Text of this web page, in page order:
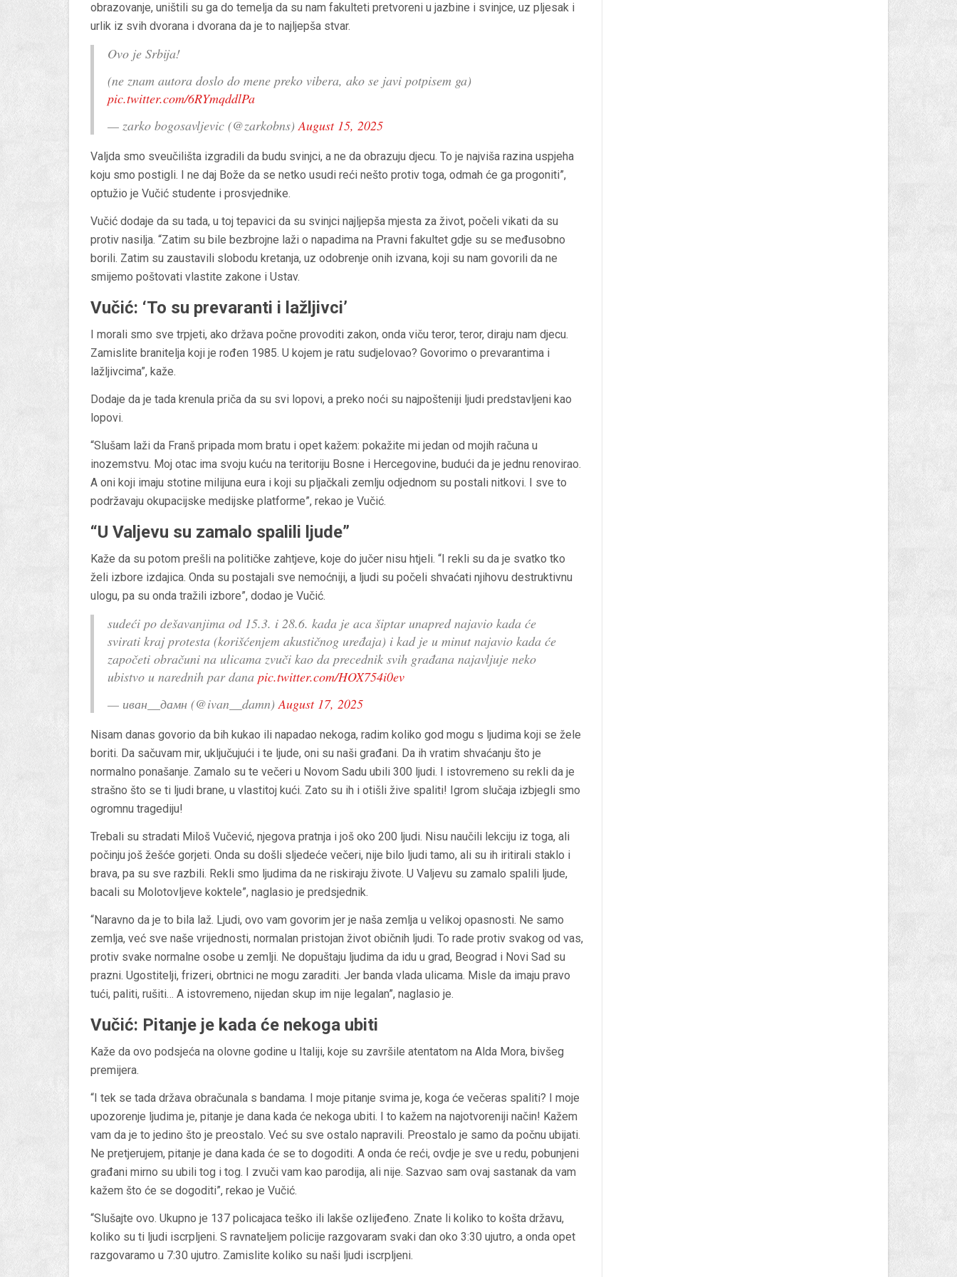
obrazovanje, uništili su ga do temelja da su nam fakulteti pretvoreni u jazbine i svinjce, uz pljesak i
urlik iz svih dvorana i dvorana da je to najljepša stvar.
Ovo je Srbija!
(ne znam autora doslo do mene preko vibera, ako se javi potpisem ga)
pic.twitter.com/6RYmqddlPa
— zarko bogosavljevic (@zarkobns)August 15, 2025
Valjda smo sveučilišta izgradili da budu svinjci, a ne da obrazuju djecu. To je najviša razina uspjeha
koju smo postigli. I ne daj Bože da se netko usudi reći nešto protiv toga, odmah će ga progoniti”,
optužio je Vučić studente i prosvjednike.
Vučić dodaje da su tada, u toj tepavici da su svinjci najljepša mjesta za život, počeli vikati da su
protiv nasilja. “Zatim su bile bezbrojne laži o napadima na Pravni fakultet gdje su se međusobno
borili. Zatim su zaustavili slobodu kretanja, uz odobrenje onih izvana, koji su nam govorili da ne
smijemo poštovati vlastite zakone i Ustav.
Vučić: ‘To su prevaranti i lažljivci’
I morali smo sve trpjeti, ako država počne provoditi zakon, onda viču teror, teror, diraju nam djecu.
Zamislite branitelja koji je rođen 1985. U kojem je ratu sudjelovao? Govorimo o prevarantima i
lažljivcima”, kaže.
Dodaje da je tada krenula priča da su svi lopovi, a preko noći su najpošteniji ljudi predstavljeni kao
lopovi.
“Slušam laži da Franš pripada mom bratu i opet kažem: pokažite mi jedan od mojih računa u
inozemstvu. Moj otac ima svoju kuću na teritoriju Bosne i Hercegovine, budući da je jednu renovirao.
A oni koji imaju stotine milijuna eura i koji su pljačkali zemlju odjednom su postali nitkovi. I sve to
podržavaju okupacijske medijske platforme”, rekao je Vučić.
“U Valjevu su zamalo spalili ljude”
Kaže da su potom prešli na političke zahtjeve, koje do jučer nisu htjeli. “I rekli su da je svatko tko
želi izbore izdajica. Onda su postajali sve nemoćniji, a ljudi su počeli shvaćati njihovu destruktivnu
ulogu, pa su onda tražili izbore”, dodao je Vučić.
sudeći po dešavanjima od 15.3. i 28.6. kada je aca šiptar unapred najavio kada će
svirati kraj protesta (korišćenjem akustičnog uređaja) i kad je u minut najavio kada će
započeti obračuni na ulicama zvuči kao da precednik svih građana najavljuje neko
ubistvo u narednih par dana pic.twitter.com/HOX754i0ev
— иван__дамн (@ivan__damn)August 17, 2025
Nisam danas govorio da bih kukao ili napadao nekoga, radim koliko god mogu s ljudima koji se žele
boriti. Da sačuvam mir, uključujući i te ljude, oni su naši građani. Da ih vratim shvaćanju što je
normalno ponašanje. Zamalo su te večeri u Novom Sadu ubili 300 ljudi. I istovremeno su rekli da je
strašno što se ti ljudi brane, u vlastitoj kući. Zato su ih i otišli žive spaliti! Igrom slučaja izbjegli smo
ogromnu tragediju!
Trebali su stradati Miloš Vučević, njegova pratnja i još oko 200 ljudi. Nisu naučili lekciju iz toga, ali
počinju još žešće gorjeti. Onda su došli sljedeće večeri, nije bilo ljudi tamo, ali su ih iritirali staklo i
brava, pa su sve razbili. Rekli smo ljudima da ne riskiraju živote. U Valjevu su zamalo spalili ljude,
bacali su Molotovljeve koktele”, naglasio je predsjednik.
“Naravno da je to bila laž. Ljudi, ovo vam govorim jer je naša zemlja u velikoj opasnosti. Ne samo
zemlja, već sve naše vrijednosti, normalan pristojan život običnih ljudi. To rade protiv svakog od vas,
protiv svake normalne osobe u zemlji. Ne dopuštaju ljudima da idu u grad, Beograd i Novi Sad su
prazni. Ugostitelji, frizeri, obrtnici ne mogu zaraditi. Jer banda vlada ulicama. Misle da imaju pravo
tući, paliti, rušiti… A istovremeno, nijedan skup im nije legalan”, naglasio je.
Vučić: Pitanje je kada će nekoga ubiti
Kaže da ovo podsjeća na olovne godine u Italiji, koje su završile atentatom na Alda Mora, bivšeg
premijera.
“I tek se tada država obračunala s bandama. I moje pitanje svima je, koga će večeras spaliti? I moje
upozorenje ljudima je, pitanje je dana kada će nekoga ubiti. I to kažem na najotvoreniji način! Kažem
vam da je to jedino što je preostalo. Već su sve ostalo napravili. Preostalo je samo da počnu ubijati.
Ne pretjerujem, pitanje je dana kada će se to dogoditi. A onda će reći, ovdje je sve u redu, pobunjeni
građani mirno su ubili tog i tog. I zvuči vam kao parodija, ali nije. Sazvao sam ovaj sastanak da vam
kažem što će se dogoditi”, rekao je Vučić.
“Slušajte ovo. Ukupno je 137 policajaca teško ili lakše ozlijeđeno. Znate li koliko to košta državu,
koliko su ti ljudi iscrpljeni. S ravnateljem policije razgovaram svaki dan oko 3:30 ujutro, a onda opet
razgovaramo u 7:30 ujutro. Zamislite koliko su naši ljudi iscrpljeni.